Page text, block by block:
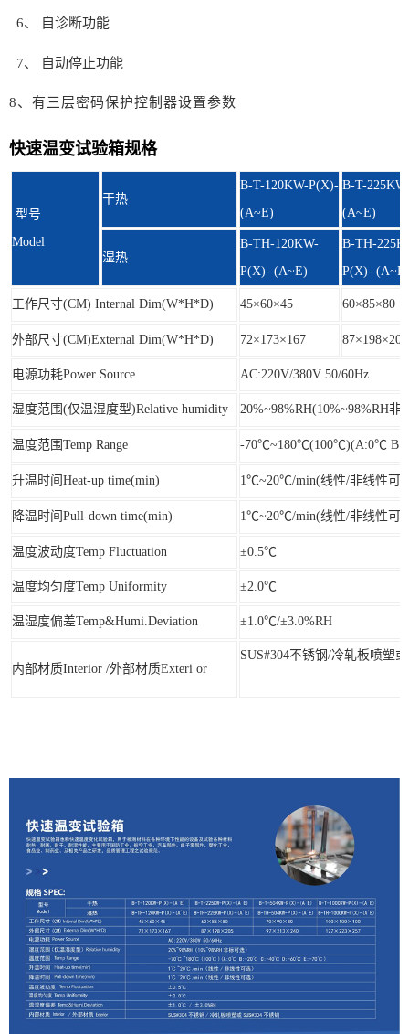
6、 自诊断功能
7、 自动停止功能
8、有三层密码保护控制器设置参数
快速温变试验箱规格
型号
Model
干热
B-T-120KW-P(X)-
(A~E)
B-T-
(A~E)
湿热
B-TH-120KW-
P(X)- (A~E)
B-TH-
P(X)- (A~E)
工作尺寸(CM) Internal Dim(W*H*D) 45×60×45 60×85×80
外部尺寸(CM)External Dim(W*H*D) 72×173×167 87×198×205
电源功耗Power Source AC:220V/380V 50/60Hz
湿度范围(仅温湿度型)Relative humidity 20%~98%RH(10%~98%RH非
温度范围Temp Range -70℃~180℃(100℃)(A:0℃
升温时间Heat-up time(min) 1℃~20℃/min(线性/非线性可
降温时间Pull-down time(min) 1℃~20℃/min(线性/非线性可
温度波动度Temp Fluctuation ±0.5℃
温度均匀度Temp Uniformity ±2.0℃
温湿度偏差Temp&Humi.Deviation ±1.0℃/±3.0%RH
内部材质Interior /外部材质Exteri or
SUS#304不锈钢/冷轧板喷塑